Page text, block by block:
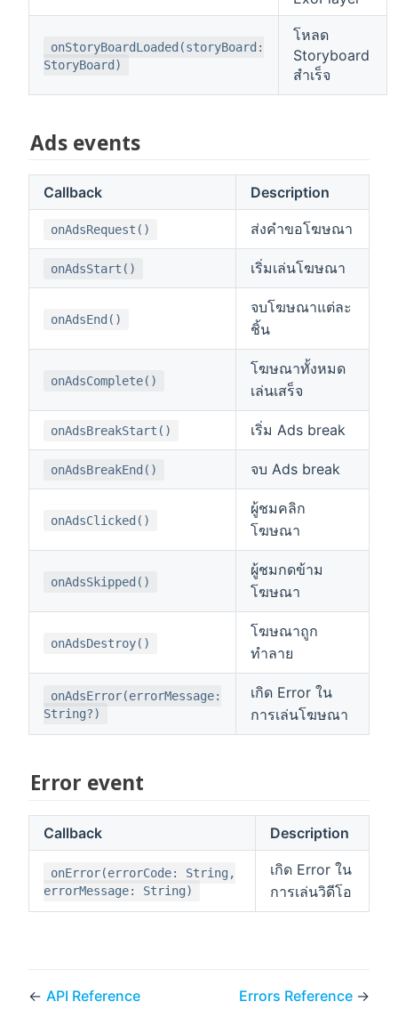
onStoryBoardLoaded(storyBoard:
StoryBoard)
โหลด
Storyboard
สำเร็จ
Ads events
Callback Description
onAdsRequest() ส่งคำขอโฆษณา
onAdsStart() เริ่มเล่นโฆษณา
onAdsEnd()
จบโฆษณาแต่ละ
ชิ้น
onAdsComplete()
โฆษณาทั้งหมด
เล่นเสร็จ
onAdsBreakStart() เริ่ม Ads break
onAdsBreakEnd() จบ Ads break
onAdsClicked()
ผู้ชมคลิก
โฆษณา
onAdsSkipped()
ผู้ชมกดข้าม
โฆษณา
onAdsDestroy()
โฆษณาถูก
ทำลาย
onAdsError(errorMessage:
String?)
เกิด Error ใน
การเล่นโฆษณา
Error event
Callback Description
onError(errorCode: String,
errorMessage: String)
เกิด Error ใน
การเล่นวิดีโอ
← API Reference Errors Reference →